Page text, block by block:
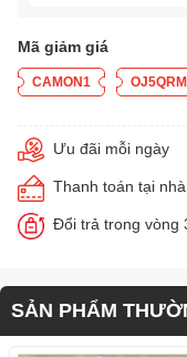
Mã giảm giá
CAMON1
Ưu đãi mỗi ngày
Thanh toán tại nhà
Đổi trả trong vòng
SẢN PHẨM